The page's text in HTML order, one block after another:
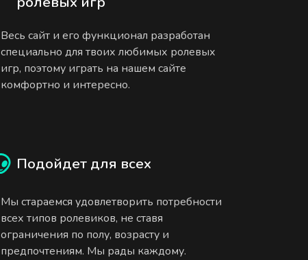
Весь сайт и его функционал разработан
специально для твоих любимых ролевых
игр, поэтому играть на нашем сайте
комфортно и интересно.
Подойдет для всех
Мы стараемся удовлетворить потребности
всех типов ролевиков, не ставя
ограничения по полу, возрасту и
предпочтениям. Мы рады каждому.